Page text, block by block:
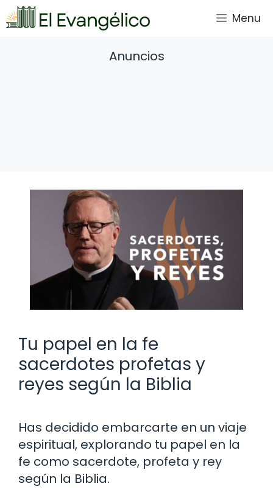
Saltar
al
Menu
Anuncios
Tu papel en la fe
sacerdotes profetas y
reyes según la Biblia
Has decidido embarcarte en un viaje
espiritual, explorando tu papel en la
fe como sacerdote, profeta y rey
según la Biblia.